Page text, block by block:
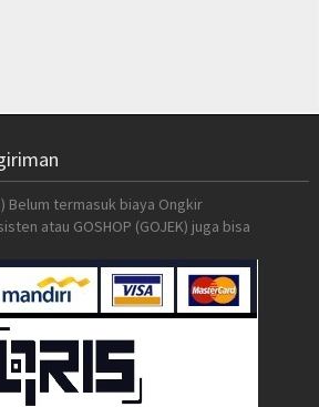
Belum termasuk biaya Ongkir
atau GOSHOP (GOJEK) juga bisa